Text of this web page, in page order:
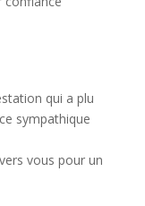
qui a plu
sympathique
vous pour un